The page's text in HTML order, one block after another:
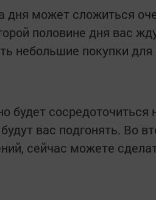
дня может сложиться
половине дня вас
небольшие покупки для
будет сосредоточиться
вас подгонять. Во
сейчас можете